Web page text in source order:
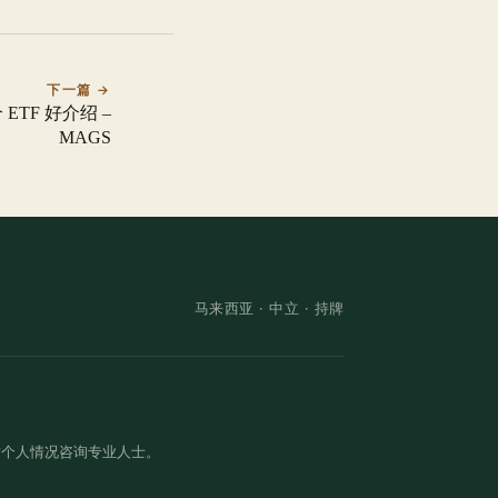
下一篇 →
ETF 好介绍 –
MAGS
马来西亚 ·中立 · 持牌
人情况咨询专业人士。